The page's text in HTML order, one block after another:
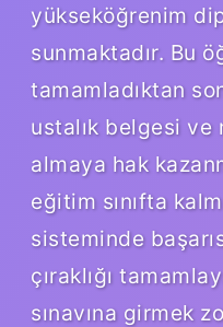
yükseköğrenim
sunmaktadır. Bu
tamamladıktan
ustalık belgesi ve
almaya hak
eğitim sınıfta
sisteminde
çıraklığı
sınavına girmek